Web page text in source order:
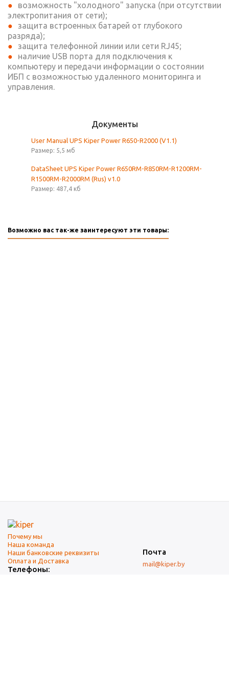
возможность "холодного" запуска (при отсутствии
электропитания от сети);
защита встроенных батарей от глубокого
разряда);
защита телефонной линии или сети RJ45;
наличие USB порта для подключения к
компьютеру и передачи информации о состоянии
ИБП с возможностью удаленного мониторинга и
управления.
Документы
User Manual UPS Kiper Power R650-R2000 (V1.1)
Размер: 5,5 мб
DataSheet UPS Kiper Power R650RM-R850RM-R1200RM-
R1500RM-R2000RM (Rus) v1.0
Размер: 487,4 кб
Возможно вас так-же заинтересуют эти товары:
Почему мы
Наша команда
Наши банковские реквизиты
Оплата и Доставка
Телефоны:
Почта
mail@kiper.by